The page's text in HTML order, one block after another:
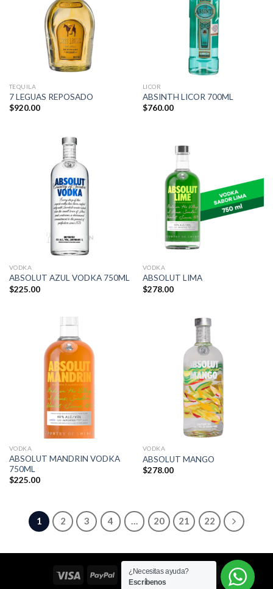
TEQUILA
7 LEGUAS REPOSADO
$920.00
LICOR
ABSINTH LICOR 700ML
$760.00
VODKA
ABSOLUT AZUL VODKA 750ML
$225.00
VODKA
ABSOLUT LIMA
$278.00
VODKA
ABSOLUT MANDRIN VODKA
750ML
$225.00
VODKA
ABSOLUT MANGO
$278.00
1 2 3 4 … 20 21 22
¿Necesitas ayuda?
Escríbenos